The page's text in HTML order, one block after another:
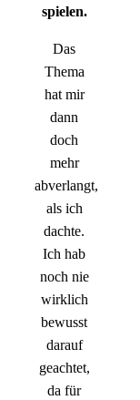
spielen.
Das
Thema
hat mir
dann
doch
mehr
abverlangt,
als ich
dachte.
Ich hab
noch nie
wirklich
bewusst
darauf
geachtet,
da für